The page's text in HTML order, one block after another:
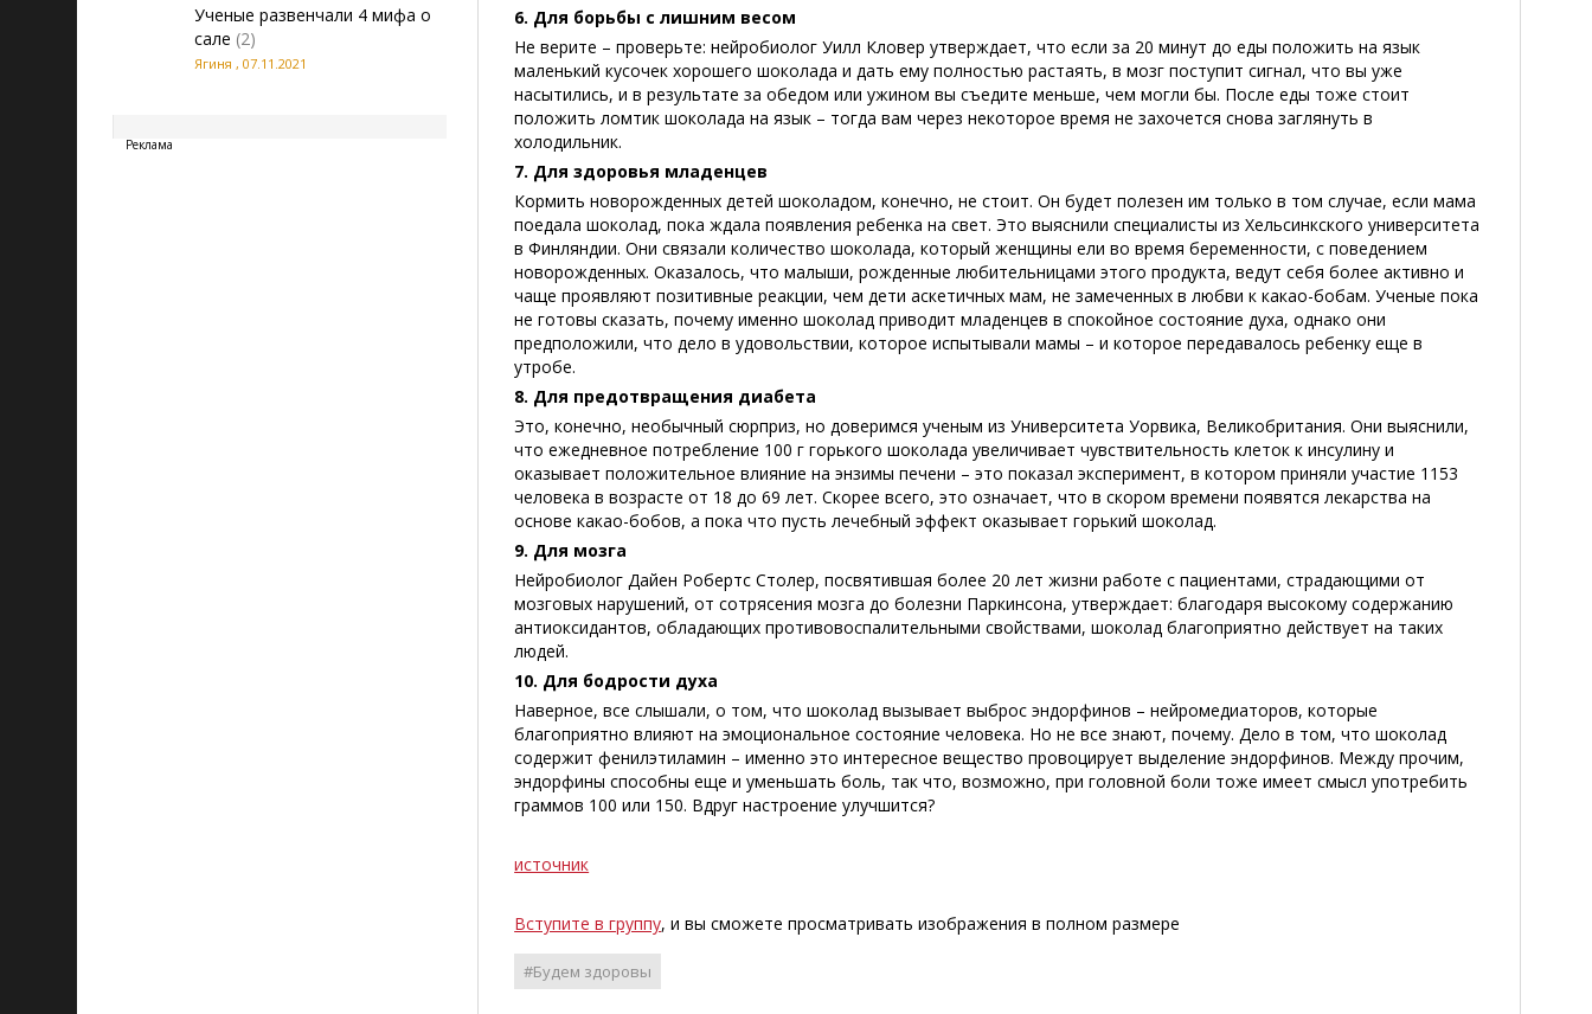
Ученые развенчали 4 мифа о
сале (2)
Ягиня , 07.11.2021
Реклама
6. Для борьбы с лишним весом
Не верите – проверьте: нейробиолог Уилл Кловер утверждает, что если за 20 минут до еды положить на язык
маленький кусочек хорошего шоколада и дать ему полностью растаять, в мозг поступит сигнал, что вы уже
насытились, и в результате за обедом или ужином вы съедите меньше, чем могли бы. После еды тоже стоит
положить ломтик шоколада на язык – тогда вам через некоторое время не захочется снова заглянуть в
холодильник.
7. Для здоровья младенцев
Кормить новорожденных детей шоколадом, конечно, не стоит. Он будет полезен им только в том случае, если мама
поедала шоколад, пока ждала появления ребенка на свет. Это выяснили специалисты из Хельсинкского университета
в Финляндии. Они связали количество шоколада, который женщины ели во время беременности, с поведением
новорожденных. Оказалось, что малыши, рожденные любительницами этого продукта, ведут себя более активно и
чаще проявляют позитивные реакции, чем дети аскетичных мам, не замеченных в любви к какао-бобам. Ученые пока
не готовы сказать, почему именно шоколад приводит младенцев в спокойное состояние духа, однако они
предположили, что дело в удовольствии, которое испытывали мамы – и которое передавалось ребенку еще в
утробе.
8. Для предотвращения диабета
Это, конечно, необычный сюрприз, но доверимся ученым из Университета Уорвика, Великобритания. Они выяснили,
что ежедневное потребление 100 г горького шоколада увеличивает чувствительность клеток к инсулину и
оказывает положительное влияние на энзимы печени – это показал эксперимент, в котором приняли участие 1153
человека в возрасте от 18 до 69 лет. Скорее всего, это означает, что в скором времени появятся лекарства на
основе какао-бобов, а пока что пусть лечебный эффект оказывает горький шоколад.
9. Для мозга
Нейробиолог Дайен Робертс Столер, посвятившая более 20 лет жизни работе с пациентами, страдающими от
мозговых нарушений, от сотрясения мозга до болезни Паркинсона, утверждает: благодаря высокому содержанию
антиоксидантов, обладающих противовоспалительными свойствами, шоколад благоприятно действует на таких
людей.
10. Для бодрости духа
Наверное, все слышали, о том, что шоколад вызывает выброс эндорфинов – нейромедиаторов, которые
благоприятно влияют на эмоциональное состояние человека. Но не все знают, почему. Дело в том, что шоколад
содержит фенилэтиламин – именно это интересное вещество провоцирует выделение эндорфинов. Между прочим,
эндорфины способны еще и уменьшать боль, так что, возможно, при головной боли тоже имеет смысл употребить
граммов 100 или 150. Вдруг настроение улучшится?
источник
Вступите в группу, и вы сможете просматривать изображения в полном размере
#Будем здоровы